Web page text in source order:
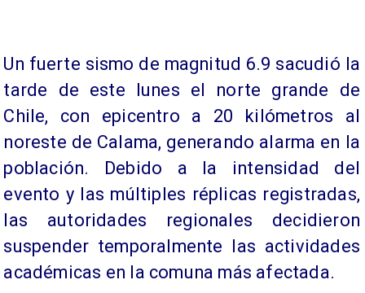
Un fuerte sismo de magnitud 6.9 sacudió la
tarde de este lunes el norte grande de
Chile, con epicentro a 20 kilómetros al
noreste de Calama, generando alarma en la
población. Debido a la intensidad del
evento y las múltiples réplicas registradas,
las autoridades regionales decidieron
suspender temporalmente las actividades
académicas en la comuna más afectada.